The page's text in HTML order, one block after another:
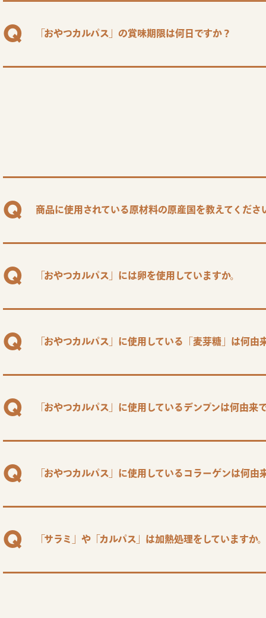
「おやつカルパス」の賞味期限は何日ですか？
商品に使用されている原材料の原産国を教えてくださ
「おやつカルパス」には卵を使用していますか。
「おやつカルパス」に使用している「麦芽糖」は何由
「おやつカルパス」に使用しているデンプンは何由来で
「おやつカルパス」に使用しているコラーゲンは何由
「サラミ」や「カルパス」は加熱処理をしていますか。